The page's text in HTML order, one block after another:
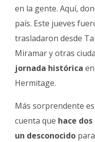
en la gente. Aquí,
país. Este jueves
trasladaron desde
Miramar y otras
jornada histórica
Hermitage.
Más sorprendente
cuenta que hace
un desconocido